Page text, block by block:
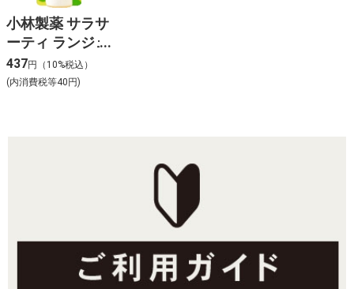
小林製薬 サラサ
ーティ ランジェ
リー用洗剤
120ML
437円（10%税込）
(内消費税等40円)